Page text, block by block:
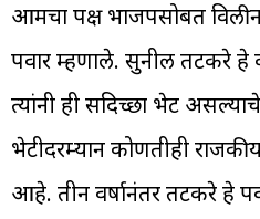
आमचा पक्ष भाजपसोबत विलीन
पवार म्हणाले. सुनील तटकरे हे
त्यांनी ही सदिच्छा भेट
भेटीदरम्यान कोणतीही
आहे. तीन वर्षानंतर तटकरे हे